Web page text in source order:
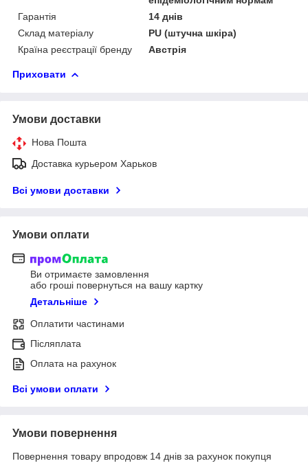
Гарантія
14 днів
Склад матеріалу
PU (штучна шкіра)
Країна реєстрації бренду
Австрія
Приховати
Умови доставки
Нова Пошта
Доставка курьером Харьков
Всі умови доставки
Умови оплати
Ви отримаєте замовлення
або гроші повернуться на вашу картку
Детальніше
Оплатити частинами
Післяплата
Оплата на рахунок
Всі умови оплати
Умови повернення
Повернення товару впродовж 14 днів за рахунок покупця